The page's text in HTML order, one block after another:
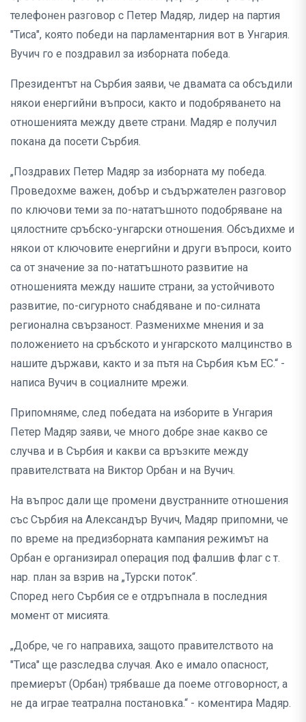
телефонен разговор с Петер Мадяр, лидер на партия
"Тиса", която победи на парламентарния вот в Унгария.
Вучич го е поздравил за изборната победа.
Президентът на Сърбия заяви, че двамата са обсъдили
някои енергийни въпроси, както и подобряването на
отношенията между двете страни. Мадяр е получил
покана да посети Сърбия.
„Поздравих Петер Мадяр за изборната му победа.
Проведохме важен, добър и съдържателен разговор
по ключови теми за по-нататъшното подобряване на
цялостните сръбско-унгарски отношения. Обсъдихме и
някои от ключовите енергийни и други въпроси, които
са от значение за по-нататъшното развитие на
отношенията между нашите страни, за устойчивото
развитие, по-сигурното снабдяване и по-силната
регионална свързаност. Разменихме мнения и за
положението на сръбското и унгарското малцинство в
нашите държави, както и за пътя на Сърбия към ЕС.“ -
написа Вучич в социалните мрежи.
Припомняме, след победата на изборите в Унгария
Петер Мадяр заяви, че много добре знае какво се
случва и в Сърбия и какви са връзките между
правителствата на Виктор Орбан и на Вучич.
На въпрос дали ще промени двустранните отношения
със Сърбия на Александър Вучич, Мадяр припомни, че
по време на предизборната кампания режимът на
Орбан е организирал операция под фалшив флаг с т.
нар. план за взрив на „Турски поток“.
Според него Сърбия се е отдръпнала в последния
момент от мисията.
„Добре, че го направиха, защото правителството на
"Тиса" ще разследва случая. Ако е имало опасност,
премиерът (Орбан) трябваше да поеме отговорност, а
не да играе театрална постановка.“ - коментира Мадяр.